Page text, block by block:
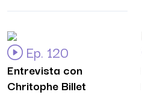
Ep. 120
Entrevista con
Chritophe Billet